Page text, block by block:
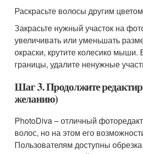
Раскрасьте волосы другим цветом
Закрасьте нужный участок на
увеличивать или уменьшать
окраски, крутите колесико
границы, удалите ненужные
Шаг 3. Продолжите
желанию)
PhotoDiva – отличный
волос, но на этом его
Пользователям доступны